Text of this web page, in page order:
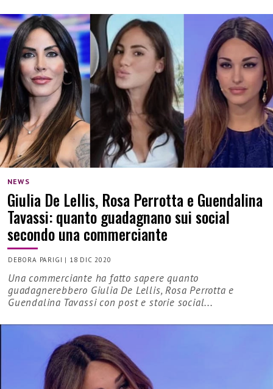
NEWS
Giulia De Lellis, Rosa Perrotta e Guendalina
Tavassi: quanto guadagnano sui social
secondo una commerciante
DEBORA PARIGI | 18 DIC 2020
Una commerciante ha fatto sapere quanto
guadagnerebbero Giulia De Lellis, Rosa Perrotta e
Guendalina Tavassi con post e storie social...